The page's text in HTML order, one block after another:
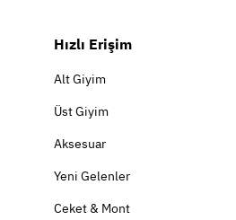
Hızlı Erişim
Alt Giyim
Üst Giyim
Aksesuar
Yeni Gelenler
Ceket & Mont